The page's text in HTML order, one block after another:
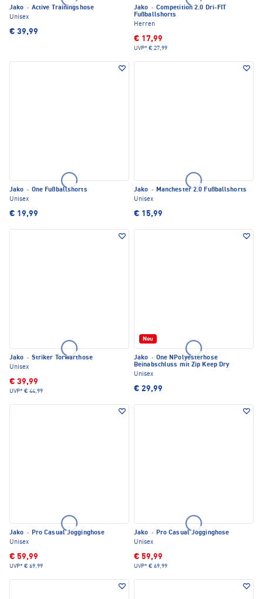
Jako · Active Trainingshose
Unisex
€ 39,99
Jako · Competition 2.0 Dri-FIT
Fußballshorts
Herren
€ 17,99
UVP* € 27,99
Jako · One Fußballshorts
Unisex
€ 19,99
Jako · Manchester 2.0 Fußballshorts
Unisex
€ 15,99
Jako · Striker Torwarthose
Unisex
€ 39,99
UVP* € 44,99
Neu
Jako · One NPolyesterhose
Beinabschluss mit Zip Keep Dry
Unisex
€ 29,99
Jako · Pro Casual Jogginghose
Unisex
€ 59,99
UVP* € 69,99
Jako · Pro Casual Jogginghose
Unisex
€ 59,99
UVP* € 69,99